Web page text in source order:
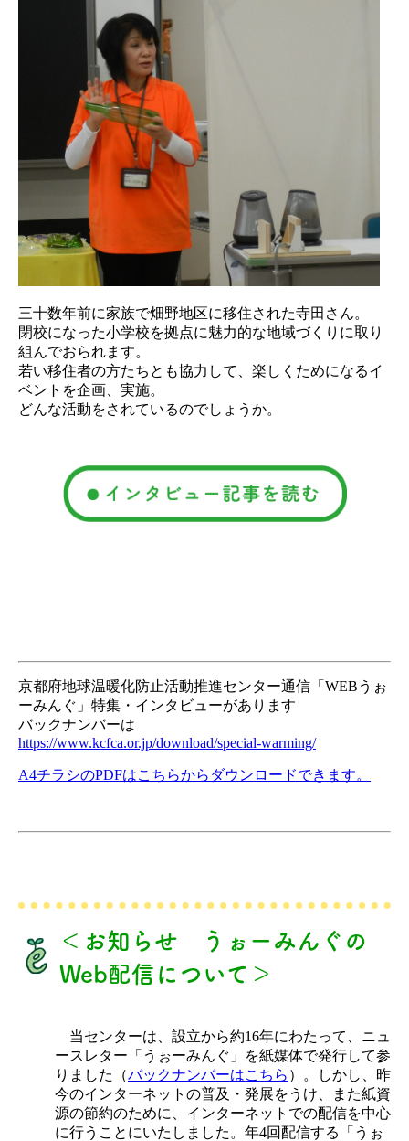
三十数年前に家族で畑野地区に移住された寺田さん。
閉校になった小学校を拠点に魅力的な地域づくりに取り
組んでおられます。
若い移住者の方たちとも協力して、楽しくためになるイ
ベントを企画、実施。
どんな活動をされているのでしょうか。
京都府地球温暖化防止活動推進センター通信「WEBうぉ
ーみんぐ」特集・インタビューがあります
バックナンバーは
https://www.kcfca.or.jp/download/special-warming/
A4チラシのPDFはこちらからダウンロードできます。
＜お知らせ うぉーみんぐの
Web配信について＞
当センターは、設立から約16年にわたって、ニュ
ースレター「うぉーみんぐ」を紙媒体で発行して参
りました（バックナンバーはこちら ）。しかし、昨
今のインターネットの普及・発展をうけ、また紙資
源の節約のために、インターネットでの配信を中心
に行うことにいたしました。年4回配信する「うぉ